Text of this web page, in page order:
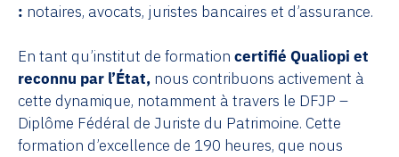
: notaires, avocats, juristes bancaires et d’assurance.
En tant qu’institut de formation certifié Qualiopi et
reconnu par l’État, nous contribuons activement à
cette dynamique, notamment à travers le DFJP –
Diplôme Fédéral de Juriste du Patrimoine. Cette
formation d’excellence de 190 heures, que nous